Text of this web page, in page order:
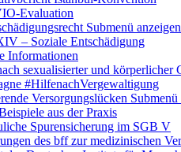
Evaluation
Submenü anzeigen
– Soziale Entschädigung
Informationen
sexualisierter und körperlicher
#HilfenachVergewaltigung
Versorgungslücken Submenü
aus der Praxis
Spurensicherung im SGB V
des bff zur medizinischen